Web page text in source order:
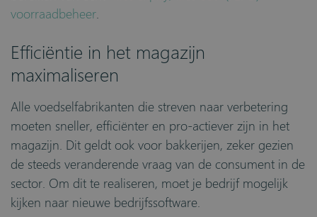
voorraadbeheer
Efficiëntie in het magazijn
maximaliseren
Alle voedselfabrikanten die streven naar verbetering
moeten sneller, efficiënter en pro-actiever zijn in het
magazijn. Dit geldt ook voor bakkerijen, zeker gezien
de steeds veranderende vraag van de consument in de
sector. Om dit te realiseren, moet je bedrijf mogelijk
kijken naar nieuwe bedrijfssoftware.